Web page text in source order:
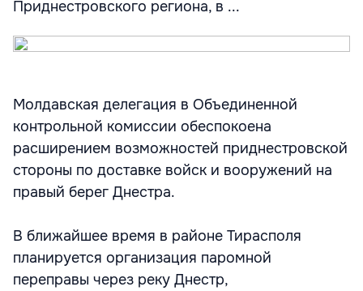
Приднестровского региона, в ...
Молдавская делегация в Объединенной
контрольной комиссии обеспокоена
расширением возможностей приднестровской
стороны по доставке войск и вооружений на
правый берег Днестра.
В ближайшее время в районе Тирасполя
планируется организация паромной
переправы через реку Днестр,